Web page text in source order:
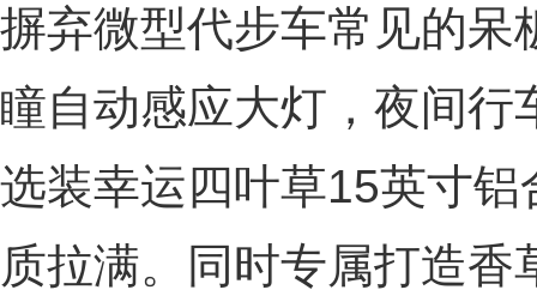
摒弃微型代步车常见的呆
瞳自动感应大灯，夜间行
选装幸运四叶草15英寸
质拉满。同时专属打造